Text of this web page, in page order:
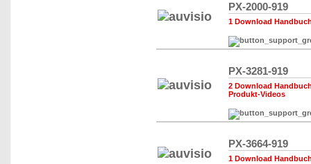
PX-2000-919
1 Download
PX-3281-919
2 Download
Produkt-Videos
PX-3664-919
1 Download